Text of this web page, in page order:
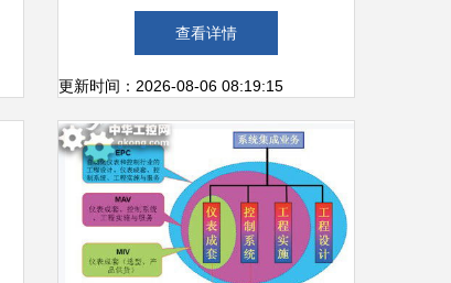
在网络信息技术开发中的探索
查看详情
更新时间：2026-08-06 08:19:15